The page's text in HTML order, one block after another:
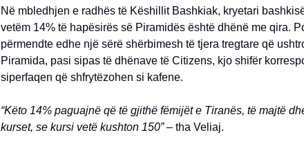
Në mbledhjen e radhës të Këshillit Bashkiak, kryetari
vetëm 14% të hapësirës së Piramidës është dhënë me qira.
përmendte edhe një sërë shërbimesh të tjera tregtare që
Piramida, pasi sipas të dhënave të Citizens, kjo shifër
siperfaqen që shfrytëzohen si kafene.
“Këto 14% paguajnë që të gjithë fëmijët e Tiranës, të majtë
kurset, se kursi vetë kushton 150” – tha Veliaj.